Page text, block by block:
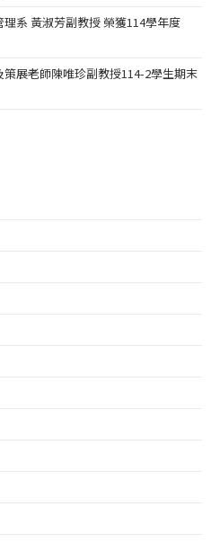
系 黃淑芳副教授 榮獲114學年度
展老師陳唯珍副教授114-2學生期末